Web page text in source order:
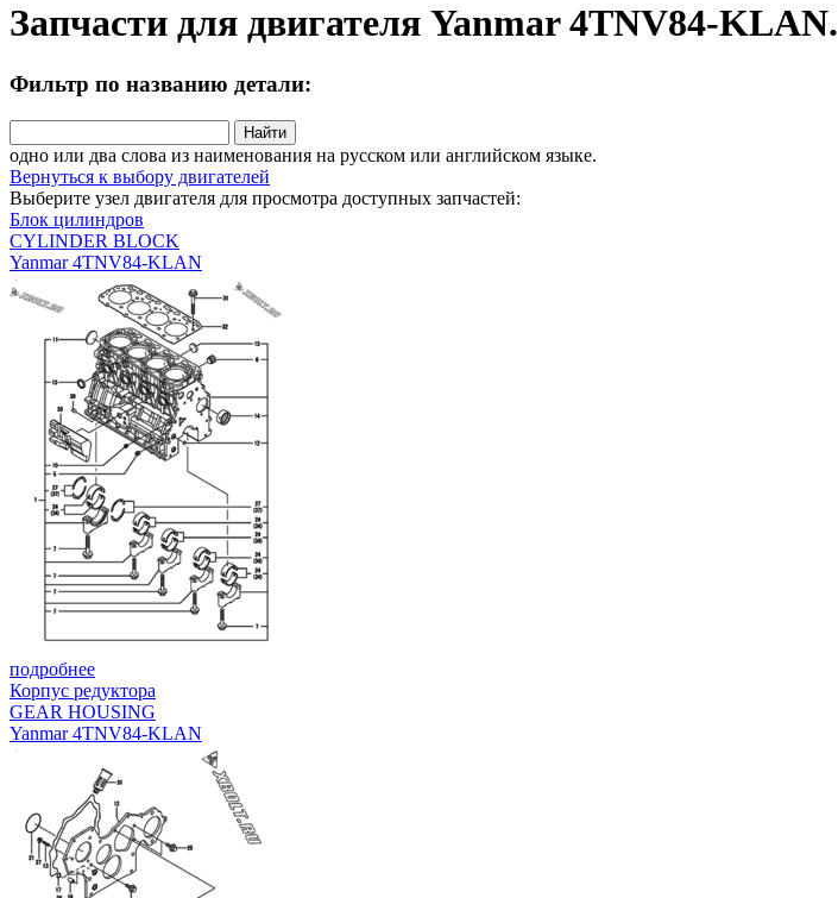
Запчасти для двигателя Yanmar 4TNV84-KLAN.
Фильтр по названию детали:
Найти
одно или два слова из наименования на русском или английском языке.
Вернуться к выбору двигателей
Выберите узел двигателя для просмотра доступных запчастей:
Блок цилиндров
CYLINDER BLOCK
Yanmar 4TNV84-KLAN
подробнее
Корпус редуктора
GEAR HOUSING
Yanmar 4TNV84-KLAN